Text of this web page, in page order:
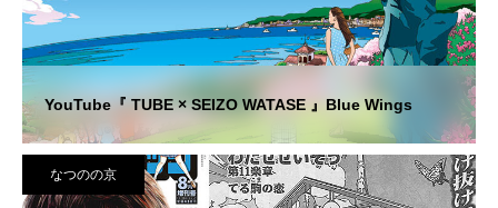
YouTube『 TUBE × SEIZO WATASE 』Blue Wings
なつのの京